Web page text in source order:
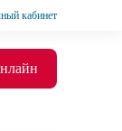
кабинет